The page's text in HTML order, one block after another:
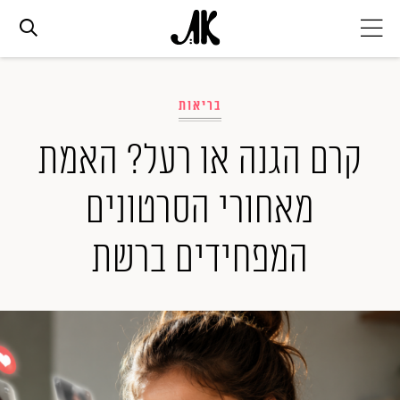
אופנה
ביוטי
סלבס
ערוצים נוספים
המגזין
בריאות
קרם הגנה או רעל? האמת
מאחורי הסרטונים
המפחידים ברשת